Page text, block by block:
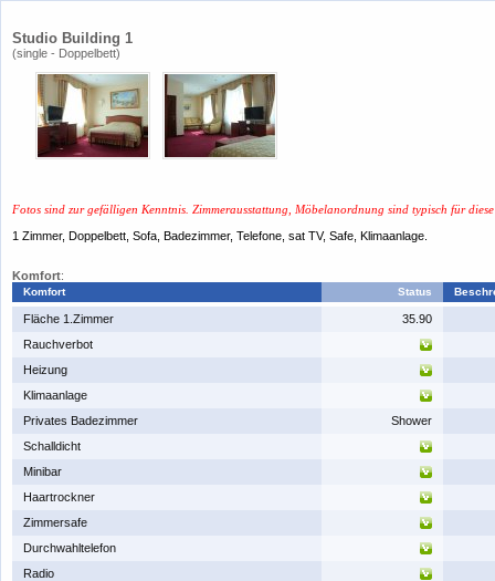
Studio Building 1
(single - ​Doppelbett)
Fotos sind zur gefälligen Kenntnis. Zimmerausstattung, Möbelanordnung sind typisch für
1 Zimmer, Doppelbett, Sofa, Badezimmer, Telefone, sat TV, Safe, Klimaanlage.
​Komfort:
​Komfort ​Status
​Fläche 1.Zimmer
35.90
​Rauchverbot
​Heizung
​Klimaanlage
Privates Badezimmer
Shower
​Schalldicht
​Minibar
​Haartrockner
​Zimmersafe
​Durchwahltelefon
​Radio